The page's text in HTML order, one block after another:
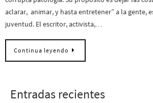
aclarar, animar, y hasta entretener” a la gente,
juventud. El escritor, activista,…
Continua leyendo
Entradas recientes